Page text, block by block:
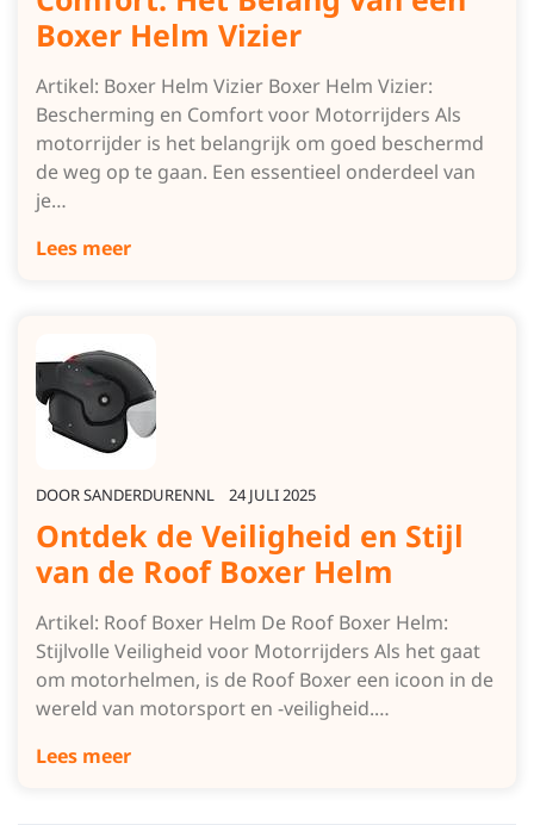
Boxer Helm Vizier
Artikel: Boxer Helm Vizier Boxer Helm Vizier:
Bescherming en Comfort voor Motorrijders Als
motorrijder is het belangrijk om goed beschermd
de weg op te gaan. Een essentieel onderdeel van
je…
Lees meer
DOORSANDERDURENNL 24 JULI 2025
Ontdek de Veiligheid en Stijl
van de Roof Boxer Helm
Artikel: Roof Boxer Helm De Roof Boxer Helm:
Stijlvolle Veiligheid voor Motorrijders Als het gaat
om motorhelmen, is de Roof Boxer een icoon in de
wereld van motorsport en -veiligheid.…
Lees meer